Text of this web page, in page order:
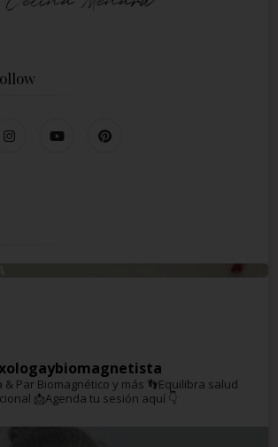
& Par Biomagnético y más👣Equilibra salud
📩Agenda tu sesión aquí 👇